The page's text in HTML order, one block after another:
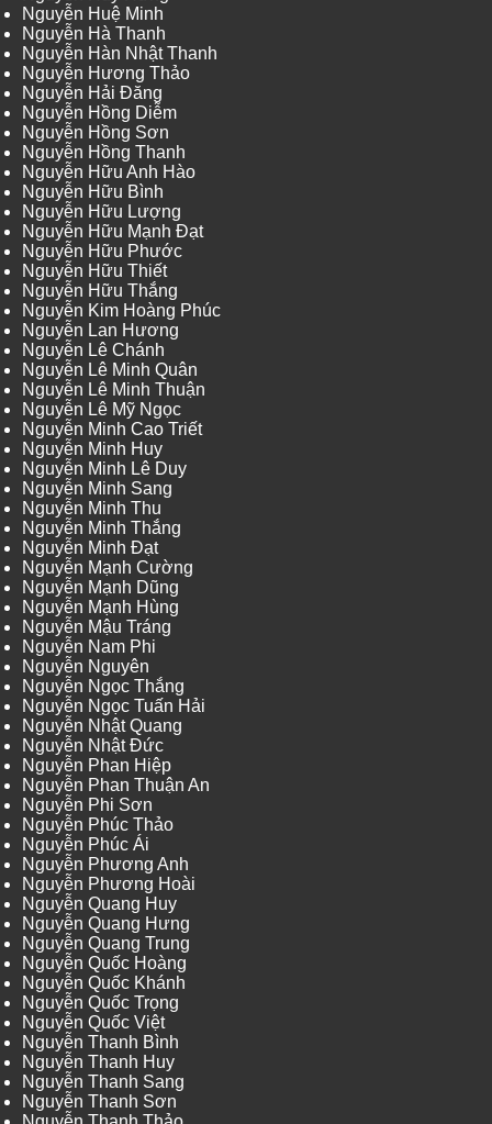
Nguyễn Huệ Minh
Nguyễn Hà Thanh
Nguyễn Hàn Nhật Thanh
Nguyễn Hương Thảo
Nguyễn Hải Đăng
Nguyễn Hồng Diễm
Nguyễn Hồng Sơn
Nguyễn Hồng Thanh
Nguyễn Hữu Anh Hào
Nguyễn Hữu Bình
Nguyễn Hữu Lượng
Nguyễn Hữu Mạnh Đạt
Nguyễn Hữu Phước
Nguyễn Hữu Thiết
Nguyễn Hữu Thắng
Nguyễn Kim Hoàng Phúc
Nguyễn Lan Hương
Nguyễn Lê Chánh
Nguyễn Lê Minh Quân
Nguyễn Lê Minh Thuận
Nguyễn Lê Mỹ Ngọc
Nguyễn Minh Cao Triết
Nguyễn Minh Huy
Nguyễn Minh Lê Duy
Nguyễn Minh Sang
Nguyễn Minh Thu
Nguyễn Minh Thắng
Nguyễn Minh Đạt
Nguyễn Mạnh Cường
Nguyễn Mạnh Dũng
Nguyễn Mạnh Hùng
Nguyễn Mậu Tráng
Nguyễn Nam Phi
Nguyễn Nguyên
Nguyễn Ngọc Thắng
Nguyễn Ngọc Tuấn Hải
Nguyễn Nhật Quang
Nguyễn Nhật Đức
Nguyễn Phan Hiệp
Nguyễn Phan Thuận An
Nguyễn Phi Sơn
Nguyễn Phúc Thảo
Nguyễn Phúc Ái
Nguyễn Phương Anh
Nguyễn Phương Hoài
Nguyễn Quang Huy
Nguyễn Quang Hưng
Nguyễn Quang Trung
Nguyễn Quốc Hoàng
Nguyễn Quốc Khánh
Nguyễn Quốc Trọng
Nguyễn Quốc Việt
Nguyễn Thanh Bình
Nguyễn Thanh Huy
Nguyễn Thanh Sang
Nguyễn Thanh Sơn